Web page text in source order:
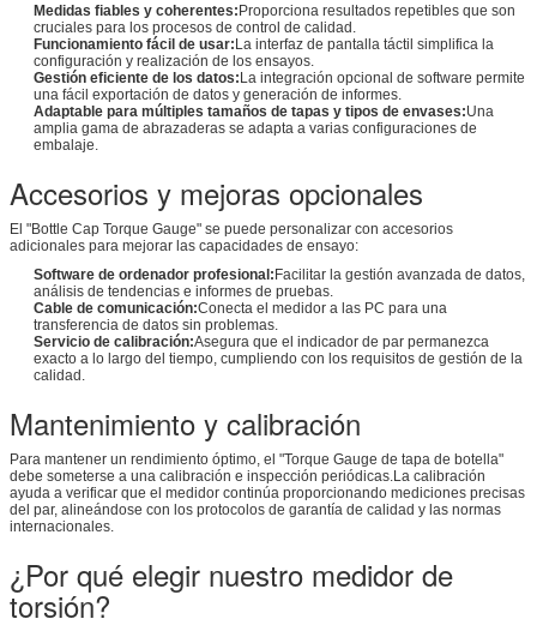
Medidas fiables y coherentes:Proporciona resultados repetibles que son
cruciales para los procesos de control de calidad.
Funcionamiento fácil de usar:La interfaz de pantalla táctil simplifica la
configuración y realización de los ensayos.
Gestión eficiente de los datos:La integración opcional de software permite
una fácil exportación de datos y generación de informes.
Adaptable para múltiples tamaños de tapas y tipos de envases:Una
amplia gama de abrazaderas se adapta a varias configuraciones de
embalaje.
Accesorios y mejoras opcionales
El "Bottle Cap Torque Gauge" se puede personalizar con accesorios
adicionales para mejorar las capacidades de ensayo:
Software de ordenador profesional:Facilitar la gestión avanzada de datos,
análisis de tendencias e informes de pruebas.
Cable de comunicación:Conecta el medidor a las PC para una
transferencia de datos sin problemas.
Servicio de calibración:Asegura que el indicador de par permanezca
exacto a lo largo del tiempo, cumpliendo con los requisitos de gestión de la
calidad.
Mantenimiento y calibración
Para mantener un rendimiento óptimo, el "Torque Gauge de tapa de botella"
debe someterse a una calibración e inspección periódicas.La calibración
ayuda a verificar que el medidor continúa proporcionando mediciones precisas
del par, alineándose con los protocolos de garantía de calidad y las normas
internacionales.
¿Por qué elegir nuestro medidor de
torsión?